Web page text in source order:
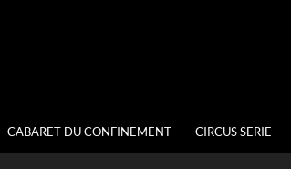
CABARET DU CONFINEMENT CIRCUS SERIE